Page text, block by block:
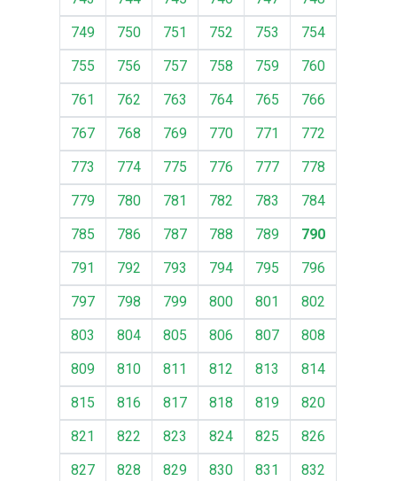
749
750 751 752 753
754
755
756 757 758 759
760
761
762 763 764 765
766
767
768 769 770 771
772
773
774 775 776 777
778
779
780 781 782 783
784
785
786 787 788 789
790
791
792 793 794 795
796
797
798 799 800 801
802
803
804 805 806 807
808
809
810 811 812 813
814
815
816 817 818 819
820
821
822 823 824 825
826
827
828 829 830 831
832